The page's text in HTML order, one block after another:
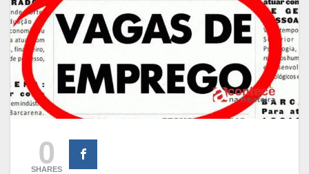
0
SHARES